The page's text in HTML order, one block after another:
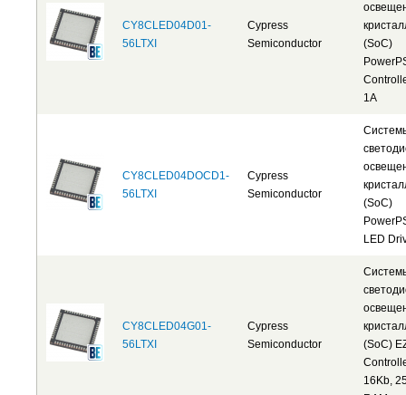
CY8CLED04D01-
56LTXI
Cypress
Semiconductor
(SoC)
1A
CY8CLED04DOCD1-
56LTXI
Cypress
Semiconductor
(SoC)
LED
CY8CLED04G01-
56LTXI
Cypress
Semiconductor
(SoC)
16Kb,